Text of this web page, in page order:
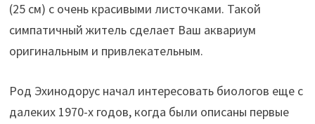
(25 см) с очень красивыми листочками. Такой
симпатичный житель сделает Ваш аквариум
оригинальным и привлекательным.
Род Эхинодорус начал интересовать биологов еще с
далеких 1970-х годов, когда были описаны первые